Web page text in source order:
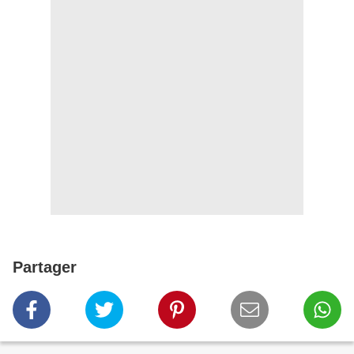
Partager